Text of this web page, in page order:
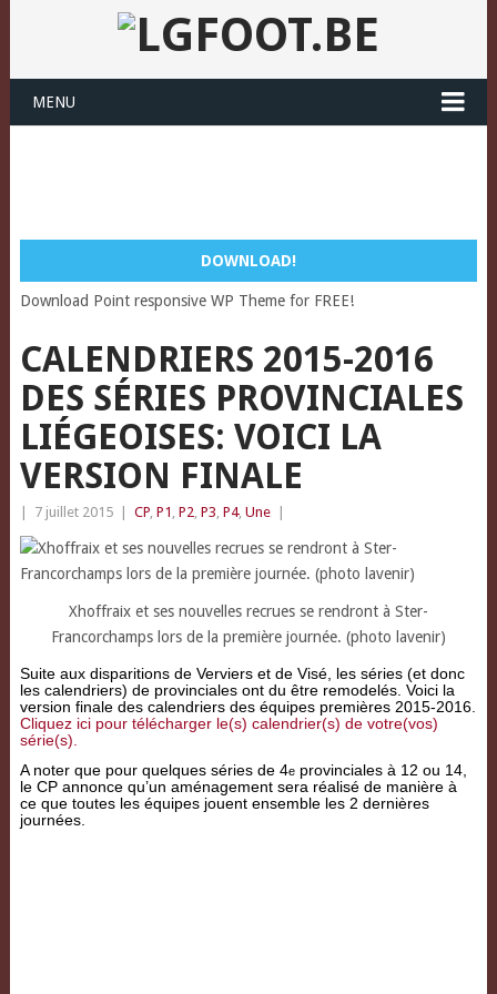
MENU
DOWNLOAD!
Download Point responsive WP Theme for FREE!
CALENDRIERS 2015-2016
DES SÉRIES PROVINCIALES
LIÉGEOISES: VOICI LA
VERSION FINALE
7 juillet 2015 CP, P1 , P2, P3, P4, Une
Xhoffraix et ses nouvelles recrues se rendront à Ster-
Francorchamps lors de la première journée. (photo lavenir)
Suite aux disparitions de Verviers et de Visé, les séries (et donc
les calendriers) de provinciales ont du être remodelés. Voici la
version finale des calendriers des équipes premières 2015-2016.
Cliquez ici pour télécharger le(s) calendrier(s) de votre(vos)
série(s).
A noter que pour quelques séries de 4eprovinciales à 12 ou 14,
le CP annonce qu’un aménagement sera réalisé de manière à
ce que toutes les équipes jouent ensemble les 2 dernières
journées.